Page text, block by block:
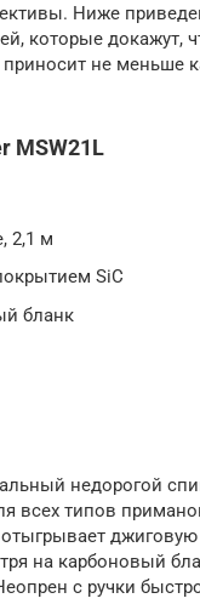
Ниже
которые докажут,
не меньше
MSW21L
2,1 м
SiC
бланк
недорогой
всех типов
джиговую
на карбоновый
с ручки